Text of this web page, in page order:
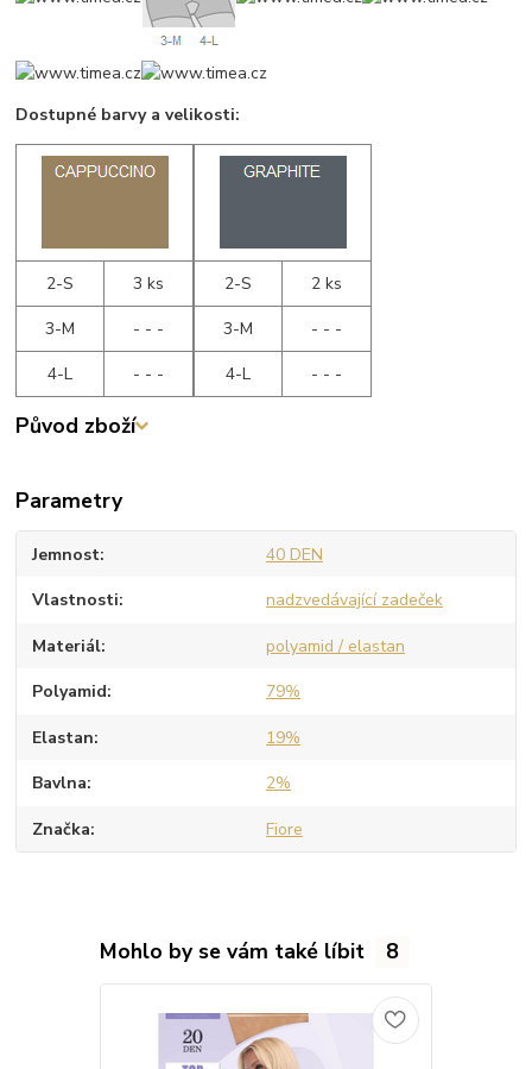
Dostupné barvy a velikosti:
2-S
3 ks
3-M
- - -
4-L
- - -
2-S
2 ks
3-M
- - -
4-L
- - -
Původ zboží
Parametry
Jemnost 40 DEN
Vlastnosti nadzvedávající zadeček
Materiál polyamid / elastan
Polyamid 79%
Elastan 19%
Bavlna 2%
Značka Fiore
Mohlo by se vám také líbit 8